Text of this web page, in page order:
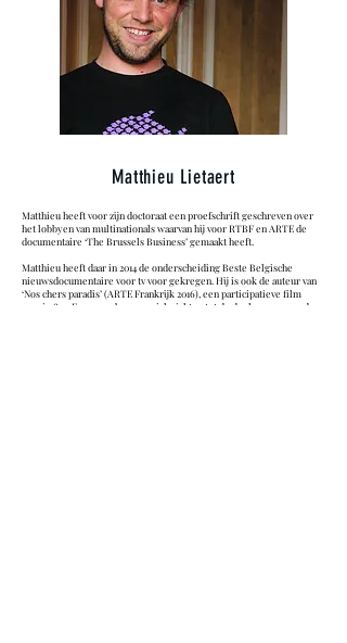
Matthieu Lietaert
Matthieu heeft voor zijn doctoraat een proefschrift geschreven over
het lobbyen van multinationals waarvan hij voor RTBF en ARTE de
documentaire ‘The Brussels Business’ gemaakt heeft.
Matthieu heeft daar in 2014 de onderscheiding Beste Belgische
nieuwsdocumentaire voor tv voor gekregen. Hij is ook de auteur van
‘Nos chers paradis’ (ARTE Frankrijk 2016), een participatieve film
waarin 800 Europese burgers zich richten tot de deelnemers aan de